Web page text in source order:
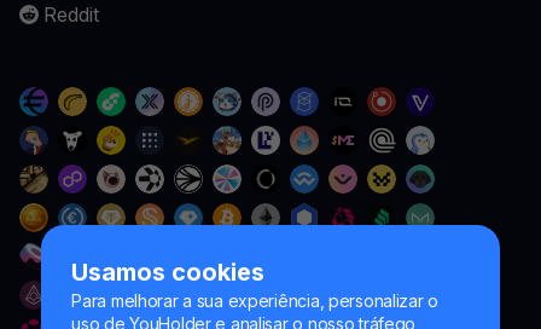
Usamos cookies
Para melhorar a sua experiência, personalizar o
uso de YouHolder e analisar o nosso tráfego,
Reddit